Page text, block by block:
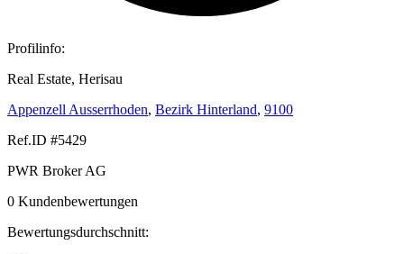
Profilinfo:
Real Estate, Herisau
Appenzell Ausserrhoden, Bezirk Hinterland, 9100
Ref.ID #5429
PWR Broker AG
0 Kundenbewertungen
Bewertungsdurchschnitt: